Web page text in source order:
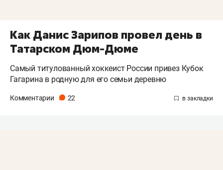
Как Данис Зарипов провел день в
Татарском Дюм-Дюме
Самый титулованный хоккеист России привез Кубок
Гагарина в родную для его семьи деревню
Комментарии 22